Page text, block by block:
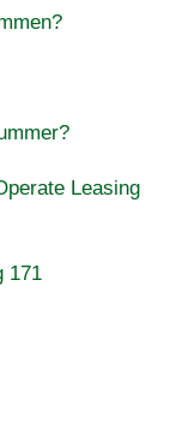
Leasing
171